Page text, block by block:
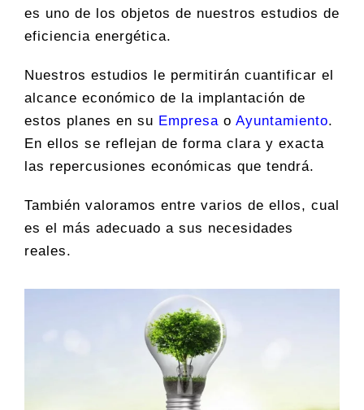
es uno de los objetos de nuestros estudios de
eficiencia energética.
Nuestros estudios le permitirán cuantificar el
alcance económico de la implantación de
estos planes en su Empresao Ayuntamiento.
En ellos se reflejan de forma clara y exacta
las repercusiones económicas que tendrá.
También valoramos entre varios de ellos, cual
es el más adecuado a sus necesidades
reales.